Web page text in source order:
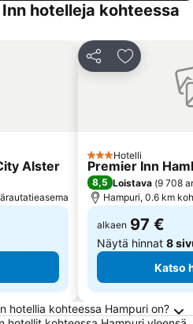
hotelleja kohteessa
Alster
Jaa Lisää
3 Tähtiluokitus
Hotelli
Premier Inn
8,5 Loistava (9 708
Hampuri, 0.6 km
alkaen 97 €
Näytä hinnat 8
Katso
kohteesta
hotellia kohteessa Hampuri on?